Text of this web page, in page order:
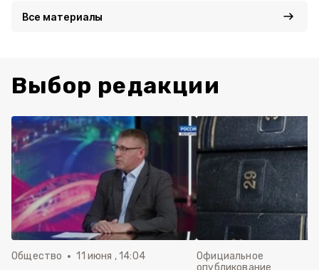
Все материалы
Выбор редакции
Общество 11 июня , 14:04
Официальное
опубликование